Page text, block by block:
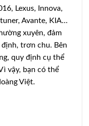
Lexus, Innova,
Avante, KIA…
xuyên, đảm
trơn chu. Bên
quy định cụ thể
vậy, bạn có thể
Việt.